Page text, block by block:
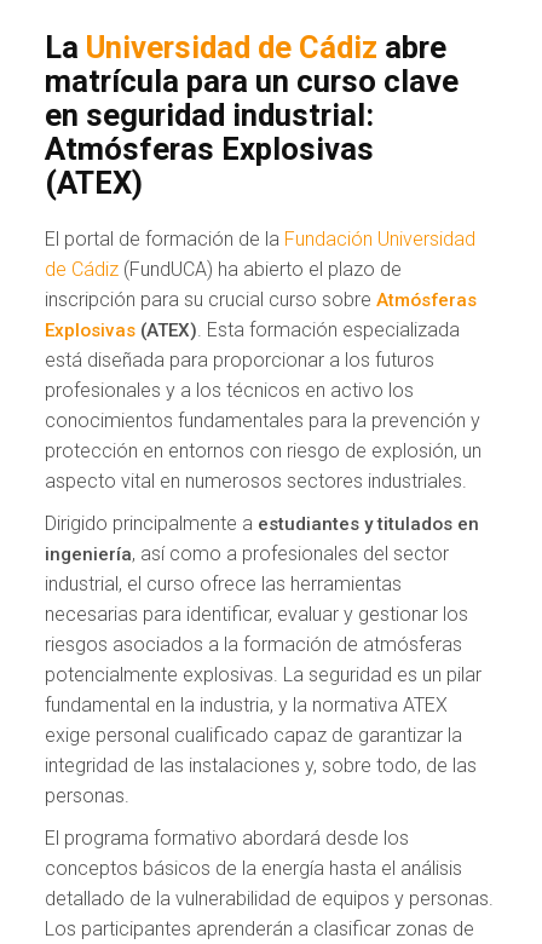
La Universidad de Cádiz abre
matrícula para un curso clave
en seguridad industrial:
Atmósferas Explosivas
(ATEX)
El portal de formación de la Fundación Universidad
de Cádiz (FundUCA) ha abierto el plazo de
inscripción para su crucial curso sobreAtmósferas
Explosivas (ATEX). Esta formación especializada
está diseñada para proporcionar a los futuros
profesionales y a los técnicos en activo los
conocimientos fundamentales para la prevención y
protección en entornos con riesgo de explosión, un
aspecto vital en numerosos sectores industriales.
Dirigido principalmente a estudiantes y titulados en
ingeniería, así como a profesionales del sector
industrial, el curso ofrece las herramientas
necesarias para identificar, evaluar y gestionar los
riesgos asociados a la formación de atmósferas
potencialmente explosivas. La seguridad es un pilar
fundamental en la industria, y la normativa ATEX
exige personal cualificado capaz de garantizar la
integridad de las instalaciones y, sobre todo, de las
personas.
El programa formativo abordará desde los
conceptos básicos de la energía hasta el análisis
detallado de la vulnerabilidad de equipos y personas.
Los participantes aprenderán a clasificar zonas de